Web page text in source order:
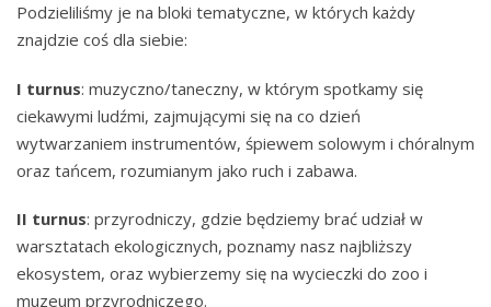
Podzieliliśmy je na bloki tematyczne, w których każdy
znajdzie coś dla siebie:
I turnus: muzyczno/taneczny, w którym spotkamy się
ciekawymi ludźmi, zajmującymi się na co dzień
wytwarzaniem instrumentów, śpiewem solowym i chóralnym
oraz tańcem, rozumianym jako ruch i zabawa.
II turnus: przyrodniczy, gdzie będziemy brać udział w
warsztatach ekologicznych, poznamy nasz najbliższy
ekosystem, oraz wybierzemy się na wycieczki do zoo i
muzeum przyrodniczego.